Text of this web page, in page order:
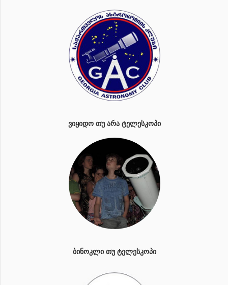
ᲕᲘᲧᲘᲓᲝ ᲗᲣ ᲐᲠᲐ ᲢᲔᲚᲔᲡᲙᲝᲞᲘ
ᲑᲘᲜᲝᲙᲚᲘ ᲗᲣ ᲢᲔᲚᲔᲡᲙᲝᲞᲘ